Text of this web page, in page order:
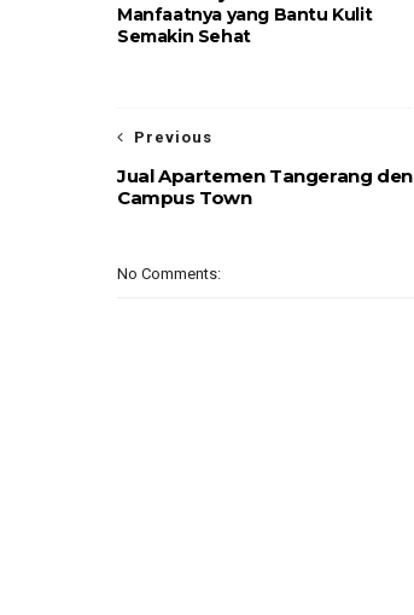
Manfaatnya yang Bantu Kulit
Semakin Sehat
Previous
Jual Apartemen Tangerang
Campus Town
No Comments: